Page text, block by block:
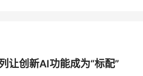
3600英里。
让创新AI功能成为“标配”